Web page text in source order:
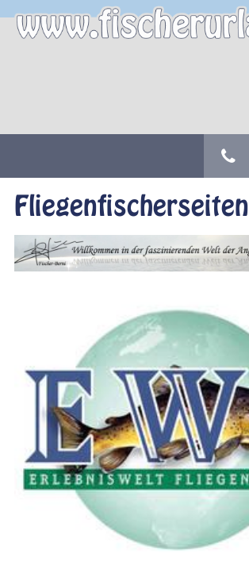
Fliegenfischerseiten